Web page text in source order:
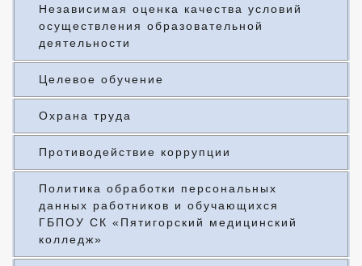
Независимая оценка качества условий
осуществления образовательной
деятельности
Целевое обучение
Охрана труда
Противодействие коррупции
Политика обработки персональных
данных работников и обучающихся
ГБПОУ СК «Пятигорский медицинский
колледж»